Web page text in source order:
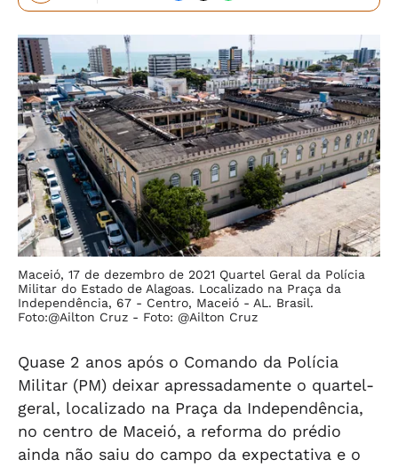
Maceió, 17 de dezembro de 2021 Quartel Geral da Polícia
Militar do Estado de Alagoas. Localizado na Praça da
Independência, 67 - Centro, Maceió - AL. Brasil.
Foto:@Ailton Cruz - Foto: @Ailton Cruz
Quase 2 anos após o Comando da Polícia
Militar (PM) deixar apressadamente o quartel-
geral, localizado na Praça da Independência,
no centro de Maceió, a reforma do prédio
ainda não saiu do campo da expectativa e o